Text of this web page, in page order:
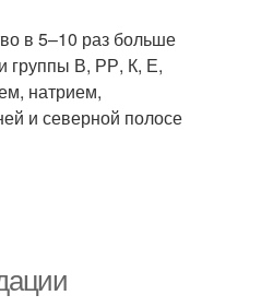
в 5–10 раз больше
группы В, РР, К, Е,
натрием,
и северной полосе